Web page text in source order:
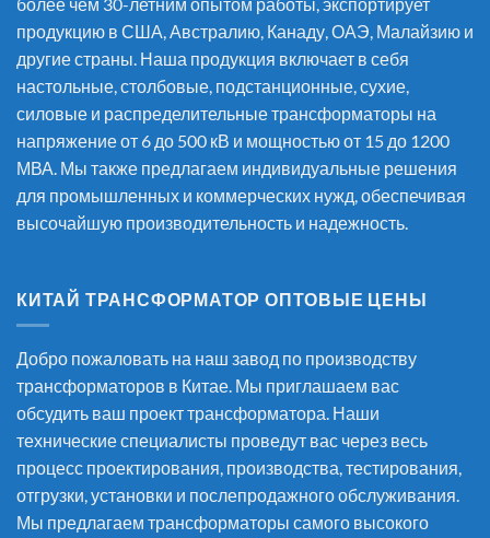
продукцию в США, Австралию, Канаду, ОАЭ, Малайзию и
другие страны. Наша продукция включает в себя
настольные, столбовые, подстанционные, сухие,
силовые и распределительные трансформаторы на
напряжение от 6 до 500 кВ и мощностью от 15 до 1200
МВА. Мы также предлагаем индивидуальные решения
для промышленных и коммерческих нужд, обеспечивая
высочайшую производительность и надежность.
КИТАЙ ТРАНСФОРМАТОР ОПТОВЫЕ ЦЕНЫ
Добро пожаловать на наш завод по производству
трансформаторов в Китае. Мы приглашаем вас
обсудить ваш проект трансформатора. Наши
технические специалисты проведут вас через весь
процесс проектирования, производства, тестирования,
отгрузки, установки и послепродажного обслуживания.
Мы предлагаем трансформаторы самого высокого